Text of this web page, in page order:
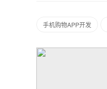
手机购物APP开发